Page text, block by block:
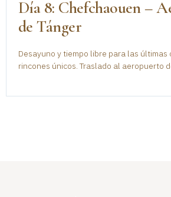
Día 8: Chefchaouen –
de Tánger
Desayuno y tiempo libre para las últimas
rincones únicos. Traslado al aeropuerto